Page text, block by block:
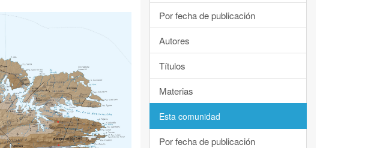
Por fecha de publicación
Autores
Títulos
Materias
Esta comunidad
Por fecha de publicación